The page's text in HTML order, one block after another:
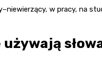
w pracy, na